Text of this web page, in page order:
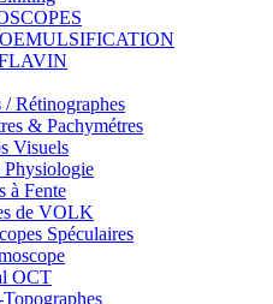
Rétinographes
& Pachymétres
Visuels
Physiologie
à Fente
de VOLK
Spéculaires
OCT